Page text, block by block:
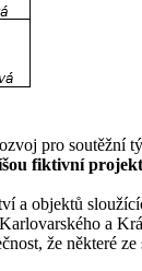
pro soutěžní
fiktivní
a objektů
a
že některé